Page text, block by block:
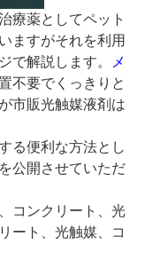
療薬としてペット
ますがそれを利用
で解説します。
メ
不要でくっきりと
市販光触媒液剤は
る便利な方法とし
公開させていただ
コンクリート、光
ート、光触媒、コ